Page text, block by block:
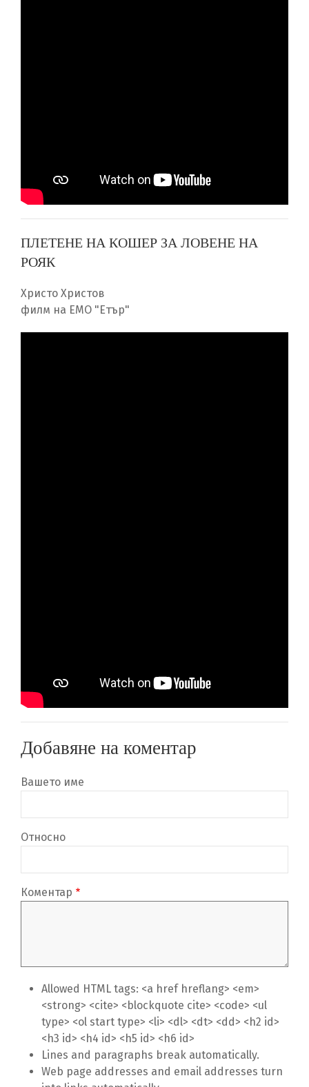
ПЛЕТЕНЕ НА КОШЕР ЗА ЛОВЕНЕ НА
РОЯК
Христо Христов
филм на ЕМО "Етър"
Добавяне на коментар
Вашето име
Относно
Коментар
Allowed HTML tags: <a href hreflang> <em>
<strong> <cite> <blockquote cite> <code> <ul
type> <ol start type> <li> <dl> <dt> <dd> <h2 id>
<h3 id> <h4 id> <h5 id> <h6 id>
Lines and paragraphs break automatically.
Web page addresses and email addresses turn